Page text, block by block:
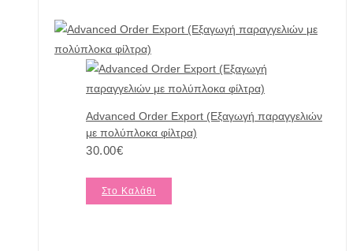
Advanced Order Export (Εξαγωγή παραγγελιών
με πολύπλοκα φίλτρα)
30.00€
Στο Καλάθι